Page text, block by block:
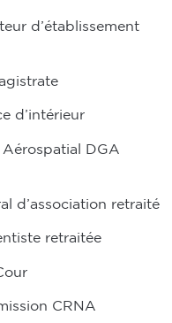
d’établissement
d’intérieur
Aérospatial DGA
d’association retraité
retraitée
CRNA